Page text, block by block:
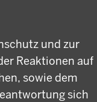
und zur
Reaktionen auf
sowie dem
sich